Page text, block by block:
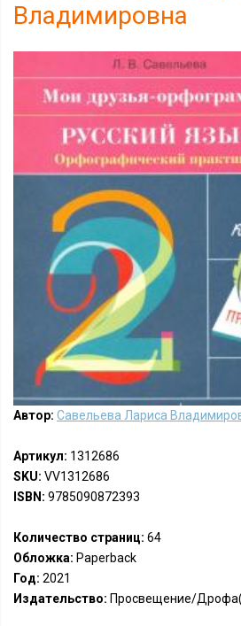
Владимировна
Автор: Савельева Лариса
Артикул: 1312686
SKU: VV1312686
ISBN: 9785090872393
Количество страниц: 64
Обложка: Paperback
Год: 2021
Издательство: Просвещение/